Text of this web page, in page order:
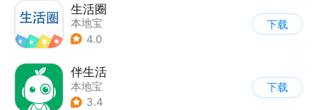
生活圈
本地宝
4.0
下载
伴生活
本地宝
3.4
下载